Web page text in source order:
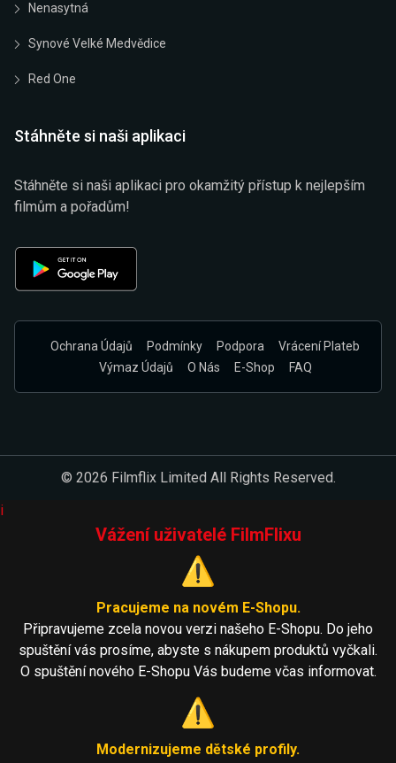
Nenasytná
Synové Velké Medvědice
Red One
Stáhněte si naši aplikaci
Stáhněte si naši aplikaci pro okamžitý přístup k nejlepším
filmům a pořadům!
Ochrana Údajů Podmínky Podpora
Vrácení Plateb
Výmaz Údajů
O Nás E-Shop FAQ
© 2026 Filmflix Limited All Rights Reserved.
i
Vážení uživatelé FilmFlixu
⚠️
Pracujeme na novém E-Shopu.
Připravujeme zcela novou verzi našeho E-Shopu. Do jeho
spuštění vás prosíme, abyste s nákupem produktů vyčkali.
O spuštění nového E-Shopu Vás budeme včas informovat.
⚠️
Modernizujeme dětské profily.